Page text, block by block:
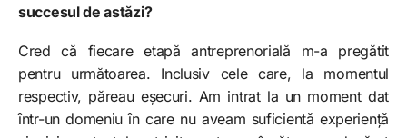
succesul de astăzi?
Cred că fiecare etapă antreprenorială m-a pregătit
pentru următoarea. Inclusiv cele care, la momentul
respectiv, păreau eșecuri. Am intrat la un moment dat
într-un domeniu în care nu aveam suficientă experiență